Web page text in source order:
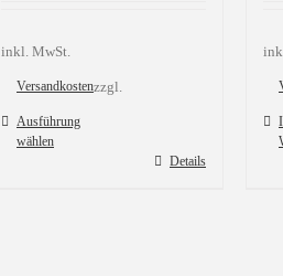
inkl. MwSt.
zzgl.
Versandkosten
Ausführung
wählen
Details